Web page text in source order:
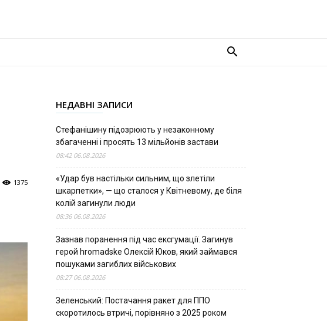
1375
НЕДАВНІ ЗАПИСИ
Стефанішину підозрюють у незаконному
збагаченні і просять 13 мільйонів застави
08:42 06.08.2026
«Удар був настільки сильним, що злетіли
шкарпетки», — що сталося у Квітневому, де біля
колій загинули люди
08:36 06.08.2026
Зазнав поранення під час ексгумації. Загинув
герой hromadske Олексій Юков, який займався
пошуками загиблих військових
08:27 06.08.2026
Зеленський: Постачання ракет для ППО
скоротилось втричі, порівняно з 2025 роком